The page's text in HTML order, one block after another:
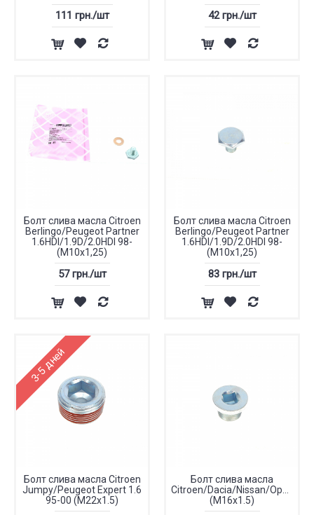
111 грн./шт 42 грн./шт
Болт слива масла Citroen
Berlingo/Peugeot Partner
1.6HDI/1.9D/2.0HDI 98-
(M10x1,25)
57 грн./шт
Болт слива масла Citroen
Berlingo/Peugeot Partner
1.6HDI/1.9D/2.0HDI 98-
(M10x1,25)
83 грн./шт
3-5 дней
Болт слива масла Citroen
Jumpy/Peugeot Expert 1.6
95-00 (M22x1.5)
Болт слива масла
Citroen/Dacia/Nissan/Opel/
(M16x1.5)